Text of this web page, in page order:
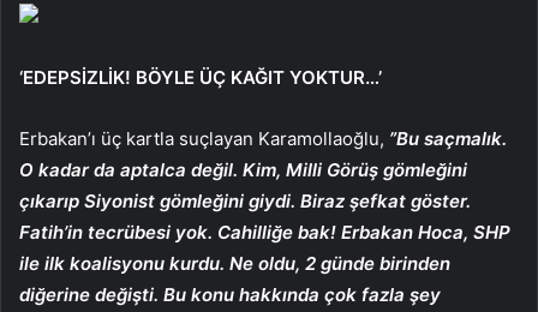
‘EDEPSİZLİK! BÖYLE ÜÇ KAĞIT YOKTUR…’
Erbakan’ı üç kartla suçlayan Karamollaoğlu, ”Bu saçmalık.
O kadar da aptalca değil. Kim, Milli Görüş gömleğini
çıkarıp Siyonist gömleğini giydi. Biraz şefkat göster.
Fatih’in tecrübesi yok. Cahilliğe bak! Erbakan Hoca, SHP
ile ilk koalisyonu kurdu. Ne oldu, 2 günde birinden
diğerine değişti. Bu konu hakkında çok fazla şey